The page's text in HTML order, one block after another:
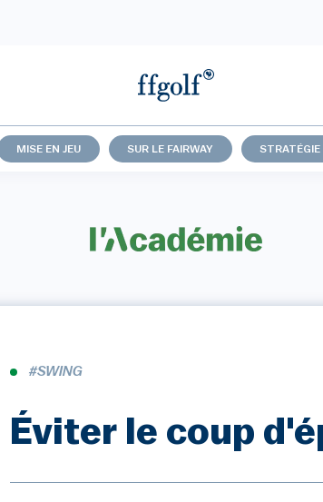
MISE EN JEU SUR LE FAIRWAY STRATÉGIE
#SWING
Éviter le coup